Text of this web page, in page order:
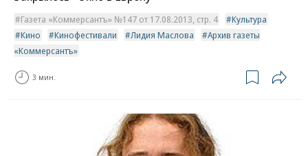
Газета «Коммерсантъ» №147 от 17.08.2013, стр. 4
Культура
Кино
Кинофестивали Лидия Маслова
Архив газеты
«Коммерсантъ»
3 мин.